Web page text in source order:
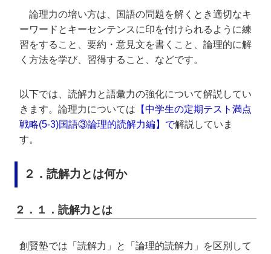
論理力の培い方は、国語の問題を解くとき適切なキ
ーワードとキーセンテンスに印を付けられるように練
習をすること、要約・意見文を書くこと、論理的に解
く方法を学び、習得すること、などです。
以下では、読解力と語彙力の強化について解説してい
きます。論理力については 【中学生の定期テスト満点
戦略(5-3)国語③論理的読解力編】で解説していま
す。
２．読解力とは何か
２．１．読解力とは
創賢塾では「読解力」と「論理的読解力」を区別して